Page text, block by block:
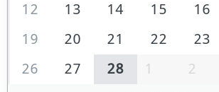
12
13 14 15 16
19
20 21 22 23
26
27 28 1 2